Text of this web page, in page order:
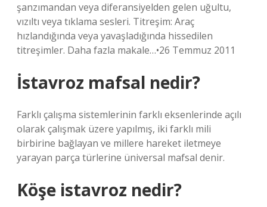
şanzımandan veya diferansiyelden gelen uğultu,
vızıltı veya tıklama sesleri. Titreşim: Araç
hızlandığında veya yavaşladığında hissedilen
titreşimler. Daha fazla makale…•26 Temmuz 2011
İstavroz mafsal nedir?
Farklı çalışma sistemlerinin farklı eksenlerinde açılı
olarak çalışmak üzere yapılmış, iki farklı mili
birbirine bağlayan ve millere hareket iletmeye
yarayan parça türlerine üniversal mafsal denir.
Köşe istavroz nedir?